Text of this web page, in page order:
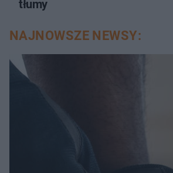
tłumy
NAJNOWSZE NEWSY: